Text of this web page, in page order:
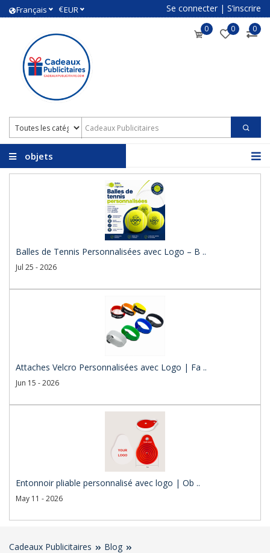
Français €EUR Se connecter | S’inscrire
0 0 0
objets
Balles de Tennis Personnalisées avec Logo – B ..
Jul 25 - 2026
Attaches Velcro Personnalisées avec Logo | Fa ..
Jun 15 - 2026
Entonnoir pliable personnalisé avec logo | Ob ..
May 11 - 2026
Cadeaux Publicitaires
Blog